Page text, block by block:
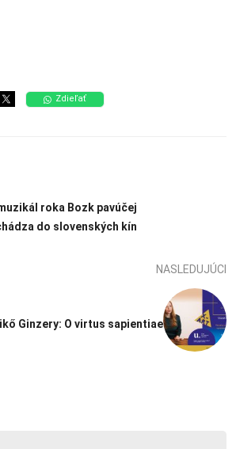
Zdieľať
roka Bozk pavúčej
do slovenských kín
NASLEDUJÚCI
Ginzery: O virtus sapientiae